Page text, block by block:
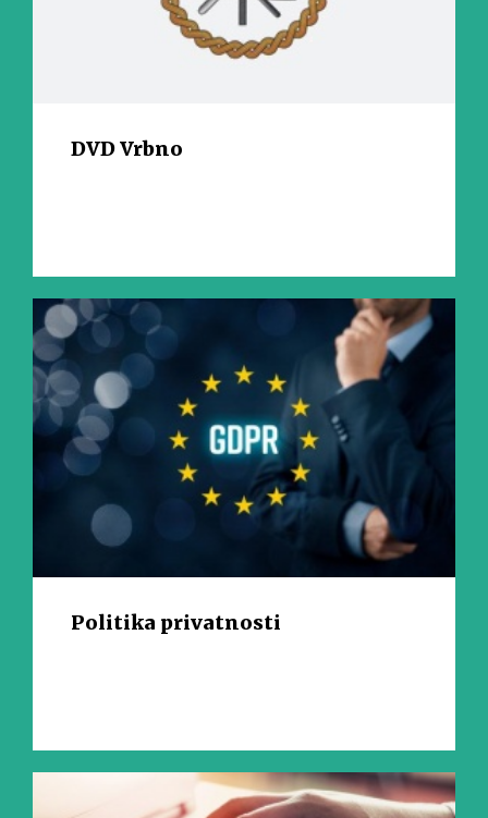
DVD Vrbno
Politika privatnosti